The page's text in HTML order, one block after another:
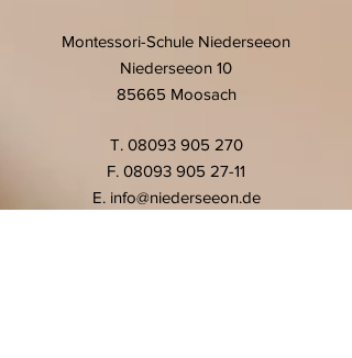
Montessori-Schule Niederseeon
Niederseeon 10
85665 Moosach
T. 08093 905 270
F. 08093 905 27-11
E. info@niederseeon.de